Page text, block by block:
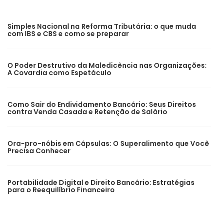
Simples Nacional na Reforma Tributária: o que muda
com IBS e CBS e como se preparar
O Poder Destrutivo da Maledicência nas Organizações:
A Covardia como Espetáculo
Como Sair do Endividamento Bancário: Seus Direitos
contra Venda Casada e Retenção de Salário
Ora-pro-nóbis em Cápsulas: O Superalimento que Você
Precisa Conhecer
Portabilidade Digital e Direito Bancário: Estratégias
para o Reequilíbrio Financeiro